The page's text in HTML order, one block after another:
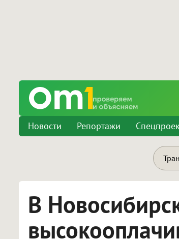
Новости Репортажи
В